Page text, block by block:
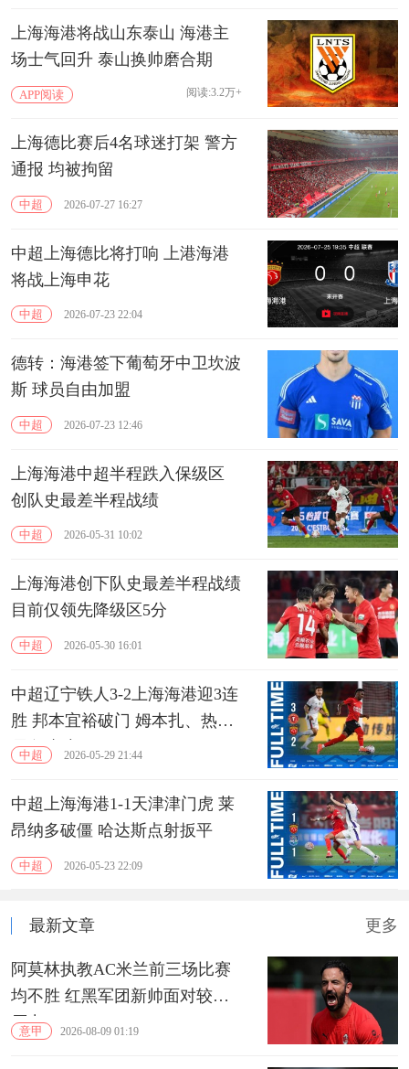
上海海港将战山东泰山 海港主
场士气回升 泰山换帅磨合期
APP阅读 阅读:3.2万+
上海德比赛后4名球迷打架 警方
通报 均被拘留
中超 2026-07-27 16:27
中超上海德比将打响 上港海港
将战上海申花
中超 2026-07-23 22:04
德转：海港签下葡萄牙中卫坎波
斯 球员自由加盟
中超 2026-07-23 12:46
上海海港中超半程跌入保级区
创队史最差半程战绩
中超 2026-05-31 10:02
上海海港创下队史最差半程战绩
目前仅领先降级区5分
中超 2026-05-30 16:01
中超辽宁铁人3-2上海海港迎3连
胜 邦本宜裕破门 姆本扎、热菲
尼奥建功
中超 2026-05-29 21:44
中超上海海港1-1天津津门虎 莱
昂纳多破僵 哈达斯点射扳平
中超 2026-05-23 22:09
最新文章 更多
阿莫林执教AC米兰前三场比赛
均不胜 红黑军团新帅面对较大
压力
意甲 2026-08-09 01:19